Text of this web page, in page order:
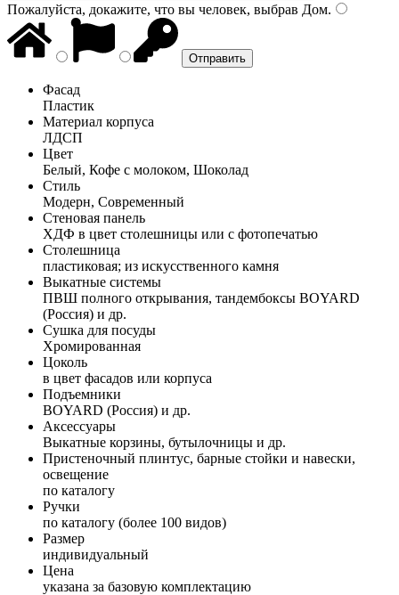
Пожалуйста, докажите, что вы человек, выбрав Дом.
Фасад
Пластик
Материал корпуса
ЛДСП
Цвет
Белый, Кофе с молоком, Шоколад
Стиль
Модерн, Современный
Стеновая панель
ХДФ в цвет столешницы или с фотопечатью
Столешница
пластиковая; из искусственного камня
Выкатные системы
ПВШ полного открывания, тандембоксы BOYARD
(Россия) и др.
Сушка для посуды
Хромированная
Цоколь
в цвет фасадов или корпуса
Подъемники
BOYARD (Россия) и др.
Аксессуары
Выкатные корзины, бутылочницы и др.
Пристеночный плинтус, барные стойки и навески,
освещение
по каталогу
Ручки
по каталогу (более 100 видов)
Размер
индивидуальный
Цена
указана за базовую комплектацию